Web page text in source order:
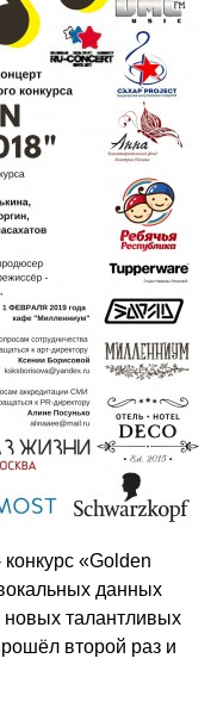
«Golden
данных
талантливых
второй раз и